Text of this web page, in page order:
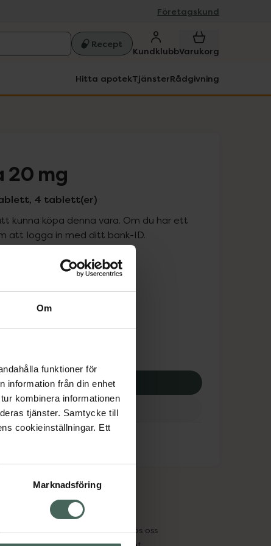
Om
funktioner för
information från din enhet
kombinera informationen
tjänster. Samtycke till
cookieinställningar. Ett
Marknadsföring
Företagskund
Recept
KundklubbVarukorg
Hitta apotekTjänsterRådgivning
20 mg
4 tablett(er)
kunna köpa denna vara. Om du har ett
att logga in med ditt bank-ID.
med recept
gäller inte
kr
via ditt recept
och läkemedel
Jobba hos oss